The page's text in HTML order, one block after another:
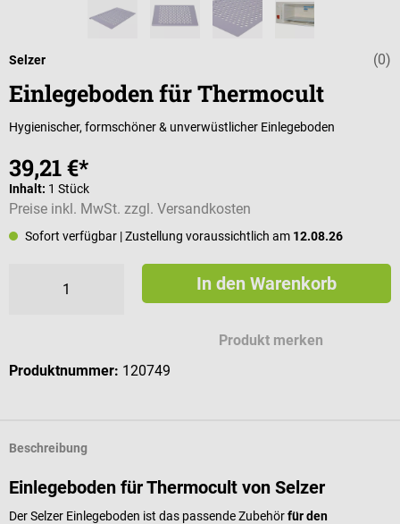
(0)
Selzer
Einlegeboden für Thermocult
Hygienischer, formschöner & unverwüstlicher Einlegeboden
39,21 €*
Inhalt: 1 Stück
Preise inkl. MwSt. zzgl. Versandkosten
Sofort verfügbar | Zustellung voraussichtlich am 12.08.26
In den Warenkorb
Produkt merken
Produktnummer: 120749
Beschreibung
Einlegeboden für Thermocult von Selzer
Der Selzer Einlegeboden ist das passende Zubehörfür den